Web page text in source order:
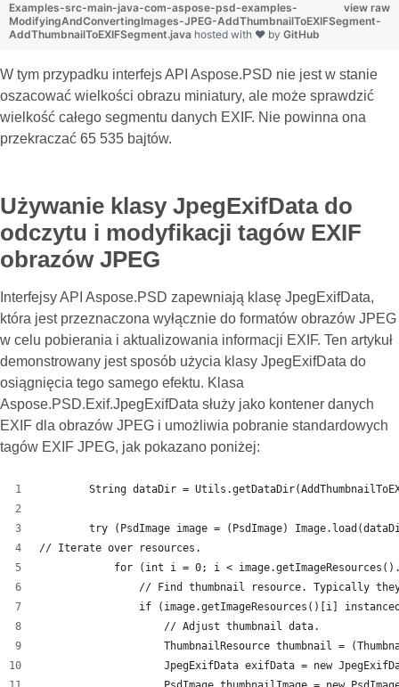
view raw
Examples-src-main-java-com-aspose-psd-examples-
ModifyingAndConvertingImages-JPEG-AddThumbnailToEXIFSegment-
AddThumbnailToEXIFSegment.java hosted with ❤ by GitHub
W tym przypadku interfejs API Aspose.PSD nie jest w stanie
oszacować wielkości obrazu miniatury, ale może sprawdzić
wielkość całego segmentu danych EXIF. Nie powinna ona
przekraczać 65 535 bajtów.
Używanie klasy JpegExifData do
odczytu i modyfikacji tagów EXIF
obrazów JPEG
Interfejsy API Aspose.PSD zapewniają klasę JpegExifData,
która jest przeznaczona wyłącznie do formatów obrazów JPEG
w celu pobierania i aktualizowania informacji EXIF. Ten artykuł
demonstrowany jest sposób użycia klasy JpegExifData do
osiągnięcia tego samego efektu. Klasa
Aspose.PSD.Exif.JpegExifData służy jako kontener danych
EXIF dla obrazów JPEG i umożliwia pobranie standardowych
tagów EXIF JPEG, jak pokazano poniżej:
String dataDir =
try (PsdImage image = (PsdImage)
// Iterate over resources.
for (int i = 0; i <
// Find thumbnail resource. Typically
if (image.getImageResources()[i]
                    // Adjust thumbnail data.
ThumbnailResource thumbnail =
JpegExifData exifData = new